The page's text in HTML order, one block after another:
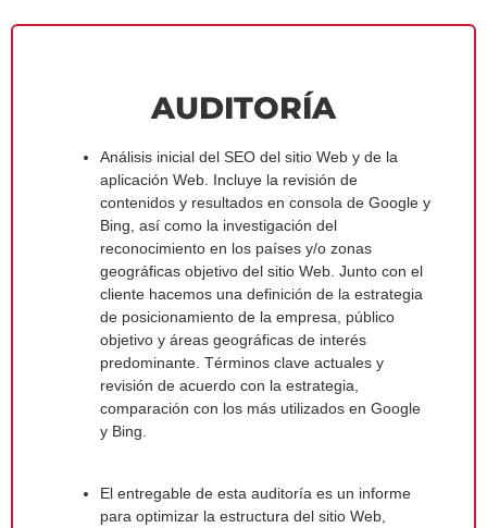
AUDITORÍA
Análisis inicial del SEO del sitio Web y de la
aplicación Web. Incluye la revisión de
contenidos y resultados en consola de Google y
Bing, así como la investigación del
reconocimiento en los países y/o zonas
geográficas objetivo del sitio Web. Junto con el
cliente hacemos una definición de la estrategia
de posicionamiento de la empresa, público
objetivo y áreas geográficas de interés
predominante. Términos clave actuales y
revisión de acuerdo con la estrategia,
comparación con los más utilizados en Google
y Bing.
El entregable de esta auditoría es un informe
para optimizar la estructura del sitio Web,